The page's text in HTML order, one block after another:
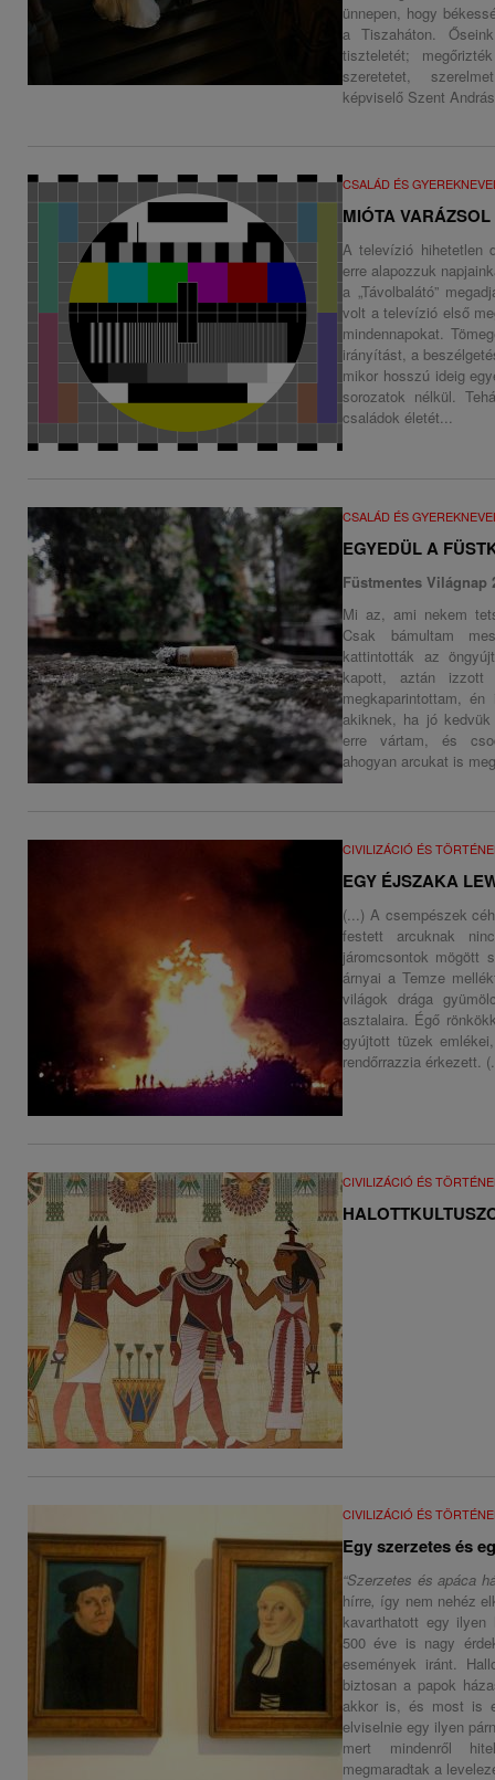
ünnepen, hogy
a Tiszaháton.
tiszteletét;
szeretetet,
képviselő Szent
CSALÁD ÉS
MIÓTA
A televízió hihetetlen
erre alapozzuk
a „Távolbalátó”
volt a televízió első
mindennapokat.
irányítást, a
mikor hosszú ideig
sorozatok nélkül.
családok életét...
CSALÁD ÉS
EGYEDÜL A
Füstmentes Világnap
Mi az, ami nekem
Csak bámultam
kattintották az
kapott, aztán izzott
megkaparintottam,
akiknek, ha jó
erre vártam, és
ahogyan arcukat is
CIVILIZÁCIÓ ÉS
EGY ÉJSZAKA
(...) A csempészek
festett arcuknak
járomcsontok mögött
árnyai a Temze
világok drága
asztalaira. Égő
gyújtott tüzek
rendőrrazzia érkezett.
CIVILIZÁCIÓ ÉS
CIVILIZÁCIÓ ÉS
Egy szerzetes és
“Szerzetes és apáca
hírre így nem nehéz
kavarthatott egy
500 éve is nagy
események iránt.
biztosan a papok
akkor is, és most is
elviselnie egy ilyen
mert mindenről
megmaradtak a